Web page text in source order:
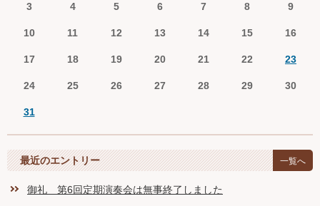
3 4 5 6 7 8 9
10 11 12 13 14 15 16
17 18 19 20 21 22 23
24 25 26 27 28 29 30
31
最近のエントリー 一覧へ
御礼 第6回定期演奏会は無事終了しました